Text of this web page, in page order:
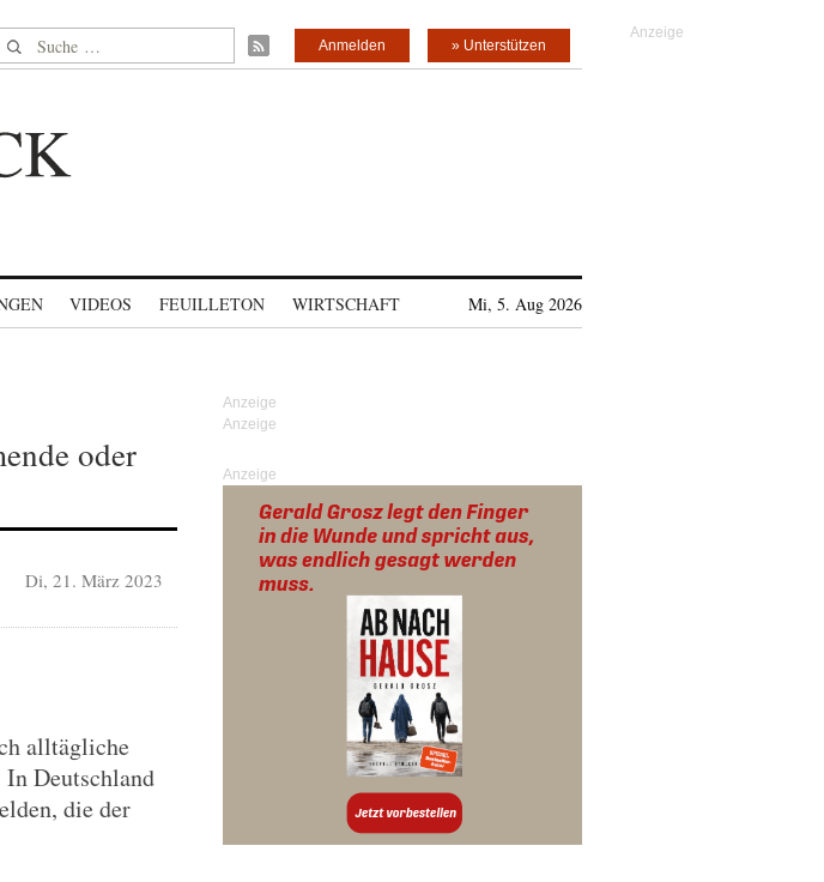
Suche nach: » Unterstützen
Anmelden
VIDEOS FEUILLETON WIRTSCHAFT Mi, 5. Aug 2026
oder
Di, 21. März 2023
alltägliche
Deutschland
die der
Anzeige